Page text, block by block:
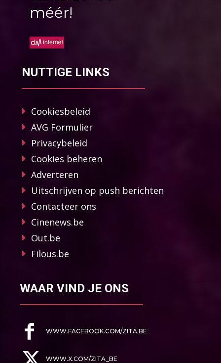
méér!
NUTTIGE LINKS
Cookiesbeleid
AVG Formulier
Privacybeleid
Cookies beheren
Adverteren
Uitschrijven op push berichten
Contacteer ons
Cinenews.be
Out.be
Filous.be
WAAR VIND JE ONS
WWW.FACEBOOK.COM/ZITA.BE
WWW.X.COM/ZITA_BE